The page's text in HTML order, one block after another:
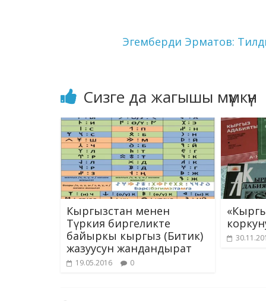
Эгемберди Эрматов:
Сизге да жагышы мүмкүн
Кыргызстан менен
Түркия биргеликте
байыркы кыргыз (Битик)
жазуусун жандандырат
19.05.2016 0